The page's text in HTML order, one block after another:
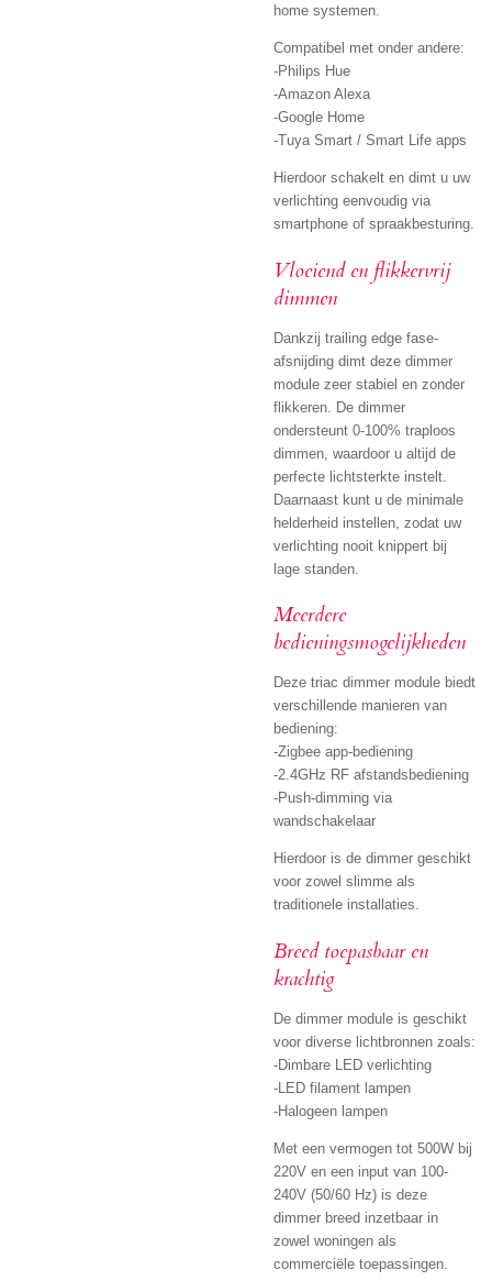
home systemen.
Compatibel met onder andere:
-Philips Hue
-Amazon Alexa
-Google Home
-Tuya Smart / Smart Life apps
Hierdoor schakelt en dimt u uw
verlichting eenvoudig via
smartphone of spraakbesturing.
Vloeiend en flikkervrij
dimmen
Dankzij trailing edge fase-
afsnijding dimt deze dimmer
module zeer stabiel en zonder
flikkeren. De dimmer
ondersteunt 0-100% traploos
dimmen, waardoor u altijd de
perfecte lichtsterkte instelt.
Daarnaast kunt u de minimale
helderheid instellen, zodat uw
verlichting nooit knippert bij
lage standen.
Meerdere
bedieningsmogelijkheden
Deze triac dimmer module biedt
verschillende manieren van
bediening:
-Zigbee app-bediening
-2.4GHz RF afstandsbediening
-Push-dimming via
wandschakelaar
Hierdoor is de dimmer geschikt
voor zowel slimme als
traditionele installaties.
Breed toepasbaar en
krachtig
De dimmer module is geschikt
voor diverse lichtbronnen zoals:
-Dimbare LED verlichting
-LED filament lampen
-Halogeen lampen
Met een vermogen tot 500W bij
220V en een input van 100-
240V (50/60 Hz) is deze
dimmer breed inzetbaar in
zowel woningen als
commerciële toepassingen.